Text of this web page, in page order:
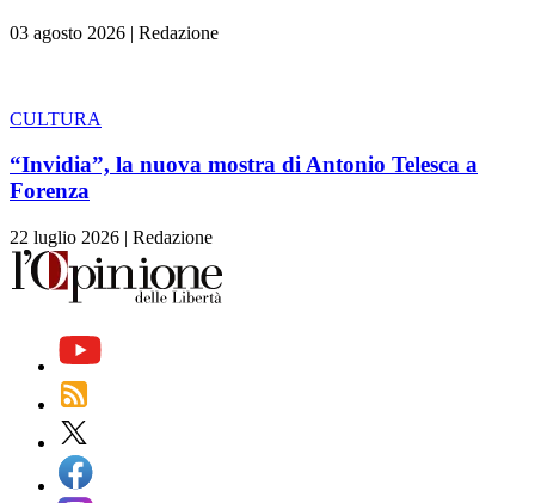
03 agosto 2026 | Redazione
CULTURA
“Invidia”, la nuova mostra di Antonio Telesca a
Forenza
22 luglio 2026 | Redazione